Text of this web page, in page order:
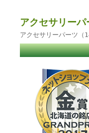
アクセサリー
アクセサリーパーツ（